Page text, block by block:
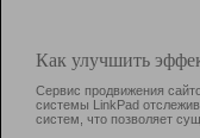
Как улучшить
Сервис продвижения
системы LinkPad
систем, что позволяет